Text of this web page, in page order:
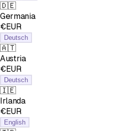
🇩🇪
Germania
€EUR
Deutsch
🇦🇹
Austria
€EUR
Deutsch
🇮🇪
Irlanda
€EUR
English